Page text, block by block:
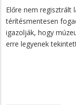
Előre nem regisztrált
térítésmentesen
igazolják, hogy
erre legyenek